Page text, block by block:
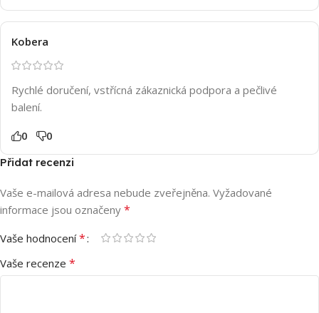
Kobera
Rychlé doručení, vstřícná zákaznická podpora a pečlivé
balení.
0 0
Přidat recenzi
Vaše e-mailová adresa nebude zveřejněna. Vyžadované
informace jsou označeny *
Vaše hodnocení*
Vaše recenze *